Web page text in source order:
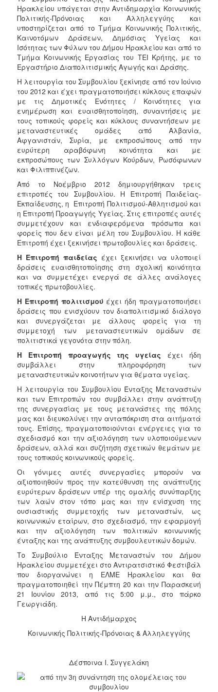
Κέντρο
Κοινότητας
Κοινωνικό
Φαρμακείο
Κοινωνικό
Παντοπωλείο
Ισότητα
των
Φύλων
Υγεία
Αυτόματοι
Απινιδωτές
ΤΟΠΟΣ
ΔΗΜΟΣ
ΠΟΛΙΤΙΣΜΟΣ
Ηρακλείου υπάγεται στην Αντιδημαρχία Κοινωνικής
Πολιτικής-Πρόνοιας και Αλληλεγγύης και
υποστηρίζεται από το Τμήμα Κοινωνικής Πολιτικής,
Καινοτόμων Δράσεων, Δημόσιας Υγείας και
Ισότητας των Φύλων του Δήμου Ηρακλείου και από το
Τμήμα Κοινωνικής Εργασίας του ΤΕΙ Κρήτης, με το
Εργαστήριο Διαπολιτισμικής Αγωγής και Δράσης.
Η λειτουργία του Συμβουλίου ξεκίνησε από τον Ιούνιο
του 2012 και έχει πραγματοποιήσει κύκλους επαφών
με τις Δημοτικές Ενότητες / Κοινότητες
για
ενημέρωση και ευαισθητοποίηση, συναντήσεις με
τους τοπικούς φορείς και κύκλους συναντήσεων με
μεταναστευτικές ομάδες από Αλβανία,
Αφγανιστάν, Συρία, με εκπροσώπους από την
ευρύτερη αραβόφωνη κοινότητα και με
εκπροσώπους των Συλλόγων Κούρδων, Ρωσόφωνων
και Φιλιππινέζων.
Από το Νοέμβριο 2012 δημιουργήθηκαν τρεις
επιτροπές του Συμβουλίου. Η Επιτροπή Παιδείας-
Εκπαίδευσης, η Επιτροπή Πολιτισμού-Αθλητισμού και
η Επιτροπή Προαγωγής Υγείας. Στις επιτροπές αυτές
συμμετέχουν και ενδιαφερόμενα πρόσωπα και
φορείς που δεν είναι μέλη του Συμβουλίου. Η κάθε
Επιτροπή έχει ξεκινήσει πρωτοβουλίες και δράσεις.
Η Επιτροπή παιδείας έχει ξεκινήσει να υλοποιεί
δράσεις ευαισθητοποίησης στη σχολική κοινότητα
και να συμμετέχει ενεργά σε άλλες ανάλογες
τοπικές πρωτοβουλίες.
Η Επιτροπή πολιτισμού έχει ήδη πραγματοποιήσει
δράσεις που ενισχύουν τον διαπολιτισμικό διάλογο
και συνεργάζεται με άλλους φορείς για τη
συμμετοχή των μεταναστευτικών ομάδων σε
πολιτιστικά γεγονότα στην πόλη.
Η Επιτροπή προαγωγής της υγείας έχει ήδη
συμβάλλει στην
πληροφόρηση των
μεταναστευτικών κοινοτήτων για θέματα υγείας.
Η λειτουργία του Συμβουλίου Ένταξης Μεταναστών
και των Επιτροπών του συμβάλλει στην ανάπτυξη
της συνεργασίας με τους μετανάστες της πόλης
μας και διευκολύνει την ανταπόκριση στα αιτήματά
τους. Επίσης, πραγματοποιούνται ενέργειες για το
σχεδιασμό και την αξιολόγηση των υλοποιούμενων
δράσεων, αλλά και συζήτηση σχετικών θεμάτων με
τους τοπικούς κοινωνικούς φορείς.
Οι γόνιμες αυτές συνεργασίες μπορούν να
αξιοποιηθούν προς την κατεύθυνση της ανάπτυξης
ευρύτερων δράσεων υπέρ της ομαλής συνύπαρξης
των λαών στον τόπο μας και την ενίσχυση της
ουσιαστικής συμμετοχής των μεταναστών, ως
κοινωνικών εταίρων, στο σχεδιασμό, την εφαρμογή
και την αξιολόγηση των πολιτικών κοινωνικής
ένταξης και της ανάπτυξης συμβουλευτικών δομών.
Το Συμβούλιο Ένταξης Μεταναστών του Δήμου
Ηρακλείου συμμετέχει στο Αντιρατσιστικό Φεστιβάλ
που διοργανώνει η ΕΛΜΕ Ηρακλείου και θα
πραγματοποιηθεί την Πέμπτη 20 και την Παρασκευή
21 Ιουνίου 2013, από τις 5:00 μ.μ., στο πάρκο
Γεωργιάδη.
Η Αντιδήμαρχος
Κοινωνικής Πολιτικής-Πρόνοιας & Αλληλεγγύης
Δέσποινα Ι. Συγγελάκη